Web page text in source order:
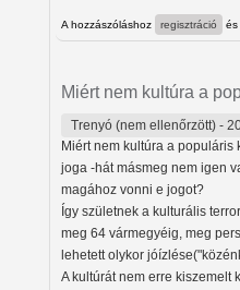
A hozzászóláshoz regisztráció és
Miért nem kultúra a
Trenyó (nem ellenőrzött) -
Miért nem kultúra a
joga -hát másmeg nem igen
magához vonni e jogot?
Így születnek a kulturális
meg 64 vármegyéig, meg
lehetett olykor
A kultúrát nem erre kiszemelt